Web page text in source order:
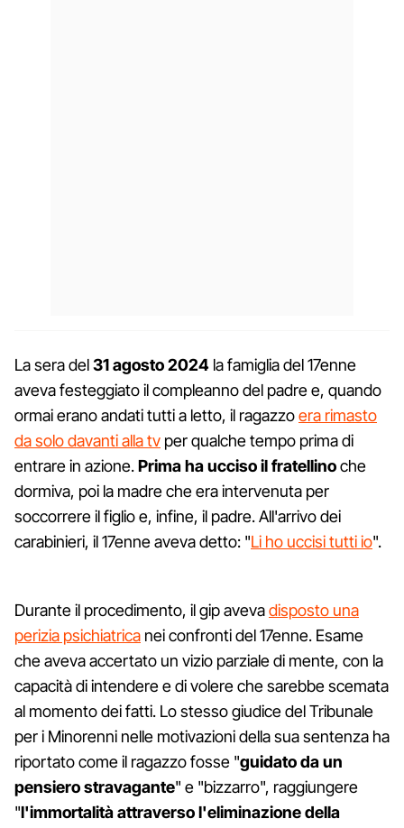
La sera del31 agosto 2024 la famiglia del 17enne
aveva festeggiato il compleanno del padre e, quando
ormai erano andati tutti a letto, il ragazzoera rimasto
da solo davanti alla tv per qualche tempo prima di
entrare in azione.Prima ha ucciso il fratellinoche
dormiva, poi la madre che era intervenuta per
soccorrere il figlio e, infine, il padre. All'arrivo dei
carabinieri, il 17enne aveva detto: "Li ho uccisi tutti io".
Durante il procedimento, il gip avevadisposto una
perizia psichiatrica nei confronti del 17enne. Esame
che aveva accertato un vizio parziale di mente, con la
capacità di intendere e di volere che sarebbe scemata
al momento dei fatti. Lo stesso giudice del Tribunale
per i Minorenni nelle motivazioni della sua sentenza ha
riportato come il ragazzo fosse "guidato da un
pensiero stravagante" e "bizzarro", raggiungere
"l'immortalità attraverso l'eliminazione della